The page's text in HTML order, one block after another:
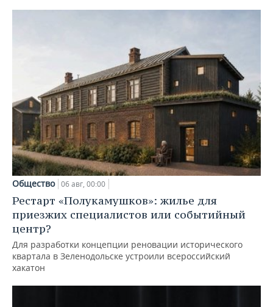
Общество 06 авг, 00:00
Рестарт «Полукамушков»: жилье для
приезжих специалистов или событийный
центр?
Для разработки концепции реновации исторического
квартала в Зеленодольске устроили всероссийский
хакатон